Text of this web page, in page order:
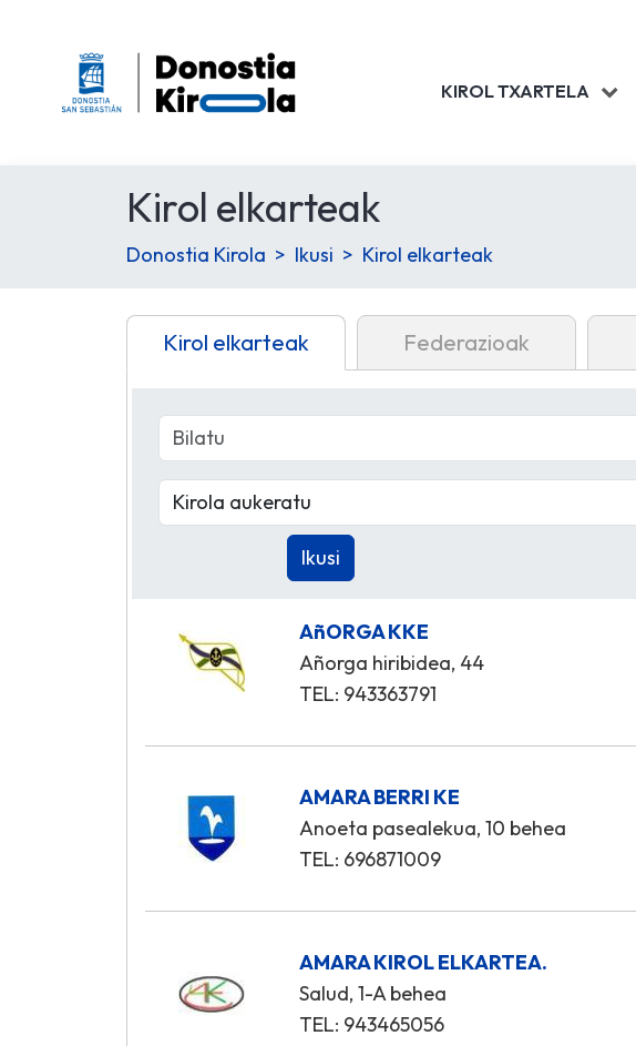
KIROL TXARTELA
Kirol elkarteak
Donostia Kirola Ikusi Kirol elkarteak
Kirol elkarteak Federazioak
AñORGA KKE
Añorga hiribidea, 44
TEL: 943363791
AMARA BERRI KE
Anoeta pasealekua, 10 behea
TEL: 696871009
AMARA KIROL ELKARTEA.
Salud, 1-A behea
TEL: 943465056